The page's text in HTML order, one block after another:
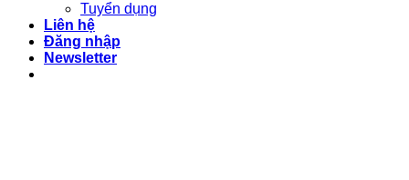
Tuyển dụng
Liên hệ
Đăng nhập
Newsletter